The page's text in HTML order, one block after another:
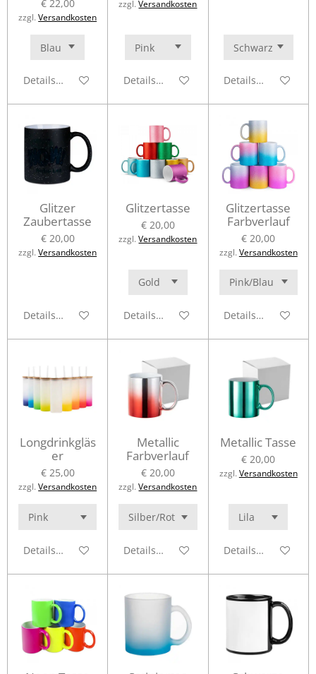
€ 22,00
zzgl.Versandkosten
Details anzeigen
zzgl.Versandkosten
Details anzeigen Details anzeigen
Glitzer
Zaubertasse
€ 20,00
zzgl.Versandkosten
Details anzeigen
Glitzertasse
€ 20,00
zzgl.Versandkosten
Details anzeigen
Glitzertasse
Farbverlauf
€ 20,00
zzgl. Versandkosten
Details anzeigen
Longdrinkgläs
er
€ 25,00
zzgl.Versandkosten
Details anzeigen
Metallic
Farbverlauf
€ 20,00
zzgl.Versandkosten
Details anzeigen
Metallic Tasse
€ 20,00
zzgl. Versandkosten
Details anzeigen